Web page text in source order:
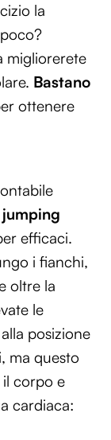
la
migliorerete
Bastano
ottenere
jumping
efficaci.
i fianchi,
oltre la
le
posizione
ma questo
corpo e
cardiaca: